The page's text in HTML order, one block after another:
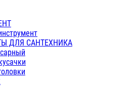
ДЛЯ САНТЕХНИКА